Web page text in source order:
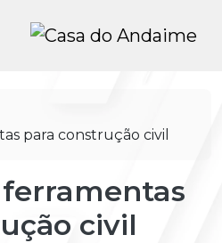
para construção civil
civil